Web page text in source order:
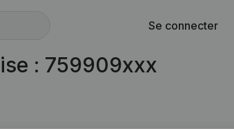
Se connecter
: 759909xxx